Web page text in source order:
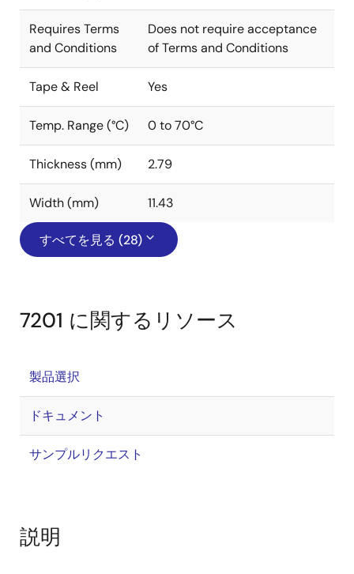
Requires Terms
and Conditions
Does not require acceptance
of Terms and Conditions
Tape & Reel Yes
Temp. Range (°C) 0 to 70°C
Thickness (mm) 2.79
Width (mm) 11.43
すべてを見る (28)
7201 に関するリソース
製品選択
ドキュメント
サンプルリクエスト
説明